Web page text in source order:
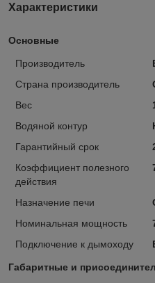
Характеристики
Основные
Производитель
Страна производитель
Вес
Водяной контур
Гарантийный срок
Коэффициент полезного
действия
Назначение печи
Номинальная мощность
Подключение к дымоходу
Габаритные и